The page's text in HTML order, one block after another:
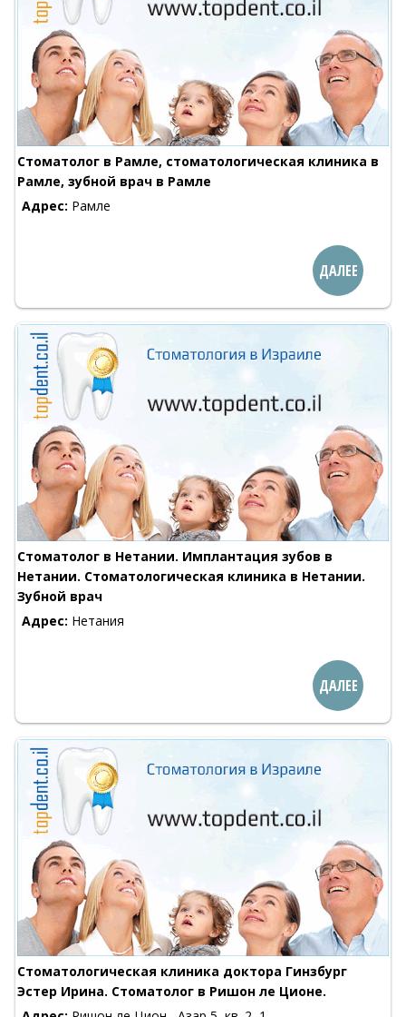
Стоматолог в Рамле, стоматологическая клиника в
Рамле, зубной врач в Рамле
Адрес: Рамле
ДАЛЕЕ
Стоматолог в Нетании. Имплантация зубов в
Нетании. Стоматологическая клиника в Нетании.
Зубной врач
Адрес: Нетания
ДАЛЕЕ
Стоматологическая клиника доктора Гинзбург
Эстер Ирина. Стоматолог в Ришон ле Ционе.